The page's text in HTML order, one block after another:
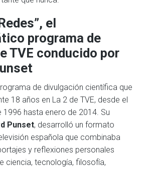
el
programa de
TVE conducido por
de divulgación científica que
18 años en La 2 de TVE, desde el
1996 hasta enero de 2014. Su
Punset, desarrolló un formato
española que combinaba
y reflexiones personales
ciencia, tecnología, filosofía,